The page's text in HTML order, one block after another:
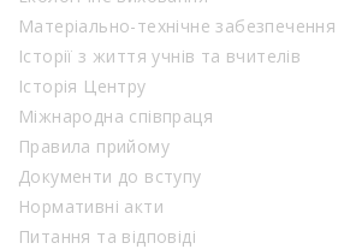
Матеріально-технічне забезпечення
Історії з життя учнів та вчителів
Історія Центру
Міжнародна співпраця
Правила прийому
Документи до вступу
Нормативні акти
Питання та відповіді